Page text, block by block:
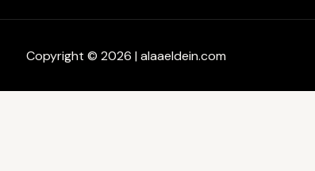
Copyright © 2026 | alaaeldein.com